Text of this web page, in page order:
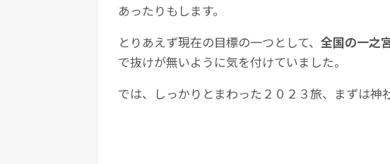
あったりもします。
とりあえず現在の目標の一つとして、 全国の一之
で抜けが無いように気を付けていました。
では、しっかりとまわった２０２３旅、まずは神